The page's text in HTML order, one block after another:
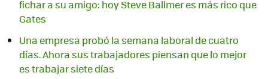
fichar a su amigo: hoy Steve Ballmer es más rico que
Gates
Una empresa probó la semana laboral de cuatro
días. Ahora sus trabajadores piensan que lo mejor
es trabajar siete días